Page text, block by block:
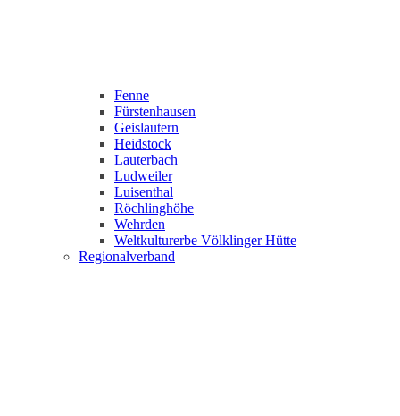
Fenne
Fürstenhausen
Geislautern
Heidstock
Lauterbach
Ludweiler
Luisenthal
Röchlinghöhe
Wehrden
Weltkulturerbe Völklinger Hütte
Regionalverband